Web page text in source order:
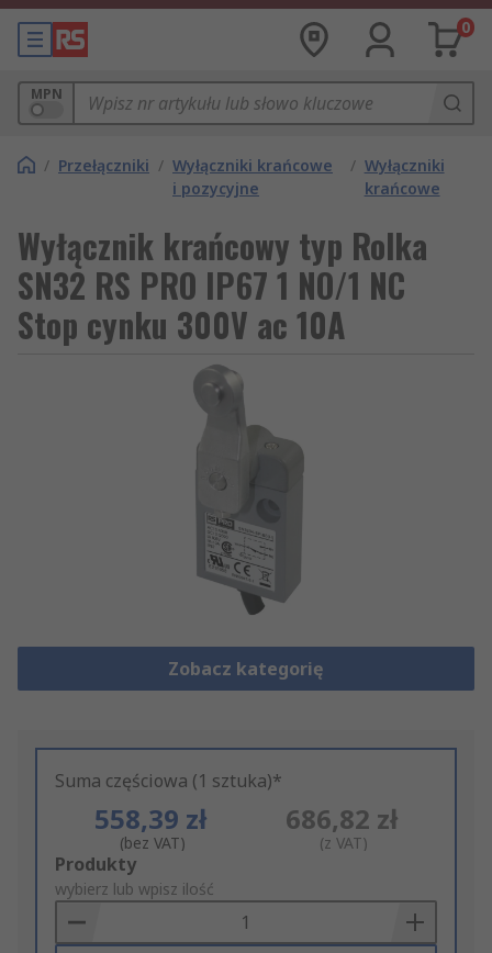
0
MPN
/ Przełączniki / Wyłączniki krańcowe
i pozycyjne
/ Wyłączniki
krańcowe
Wyłącznik krańcowy typ Rolka
SN32 RS PRO IP67 1 NO/1 NC
Stop cynku 300V ac 10A
Zobacz kategorię
Suma częściowa (1 sztuka)*
558,39 zł
(bez VAT)
686,82 zł
(z VAT)
Add
to
Basket
Produkty
wybierz lub wpisz ilość